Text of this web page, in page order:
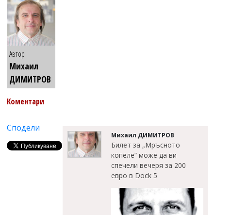
Автор
Михаил
ДИМИТРОВ
Коментари
Сподели
Михаил ДИМИТРОВ
Билет за „Мръсното
копеле“ може да ви
спечели вечеря за 200
евро в Dock 5